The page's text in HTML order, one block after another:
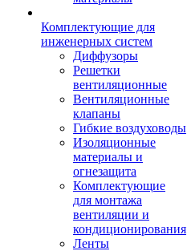
Комплектующие для
инженерных систем
Диффузоры
Решетки
вентиляционные
Вентиляционные
клапаны
Гибкие воздуховоды
Изоляционные
материалы и
огнезащита
Комплектующие
для монтажа
вентиляции и
кондиционирования
Ленты